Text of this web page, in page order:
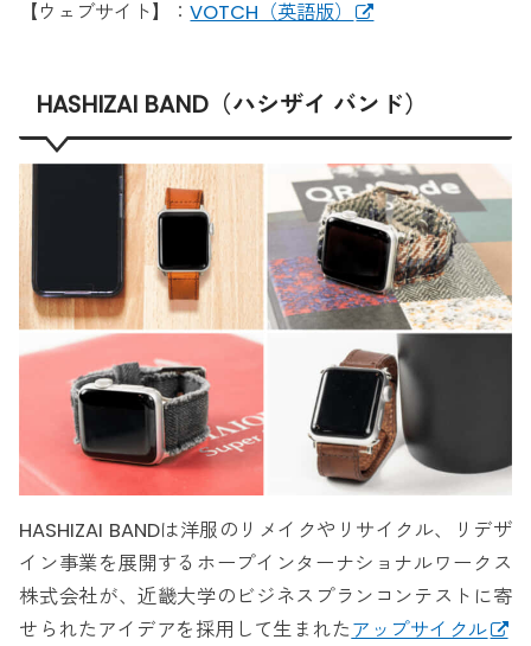
【ウェブサイト】：VOTCH（英語版）
HASHIZAI BAND（ハシザイ バンド）
HASHIZAI BANDは洋服のリメイクやリサイクル、リデザ
イン事業を展開するホープインターナショナルワークス
株式会社が、近畿大学のビジネスプランコンテストに寄
せられたアイデアを採用して生まれたアップサイクル